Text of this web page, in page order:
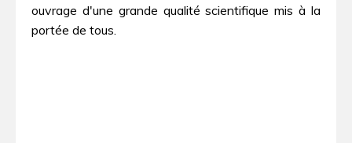
ouvrage d'une grande qualité scientifique mis à la
portée de tous.